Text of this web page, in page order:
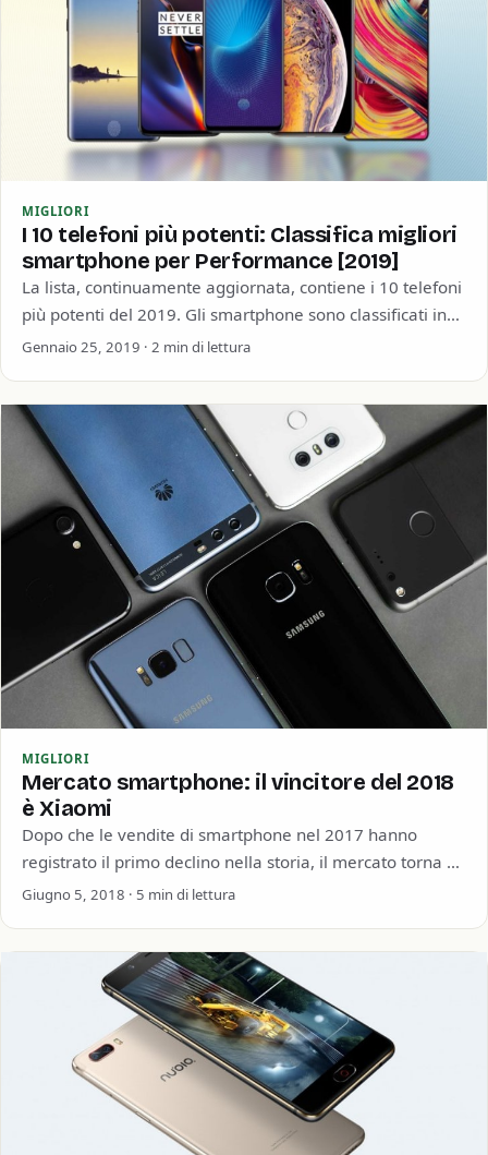
MIGLIORI
I 10 telefoni più potenti: Classifica migliori
smartphone per Performance [2019]
La lista, continuamente aggiornata, contiene i 10 telefoni
più potenti del 2019. Gli smartphone sono classificati in
base alle prestazioni, calcolate tramite…
Gennaio 25, 2019 · 2 min di lettura
MIGLIORI
Mercato smartphone: il vincitore del 2018
è Xiaomi
Dopo che le vendite di smartphone nel 2017 hanno
registrato il primo declino nella storia, il mercato torna di
nuovo a crescere…
Giugno 5, 2018 · 5 min di lettura